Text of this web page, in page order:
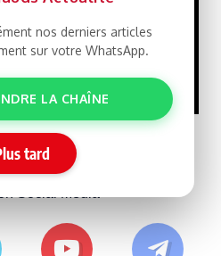
LIBRE
Macky Sall défie
Dakar : un retour qui rebat
les cartes face à Sonko
15/07/2026
Us
nos derniers articles
sur votre WhatsApp.
LA CHAÎNE
tard